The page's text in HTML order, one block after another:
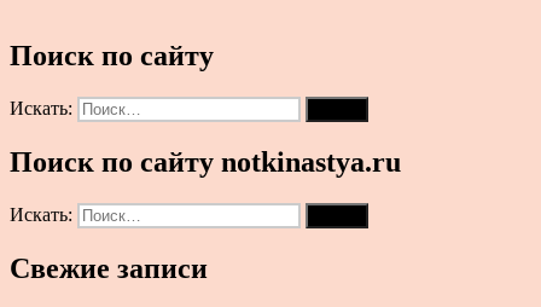
Поиск по сайту
Искать:
Поиск по сайту notkinastya.ru
Искать:
Свежие записи